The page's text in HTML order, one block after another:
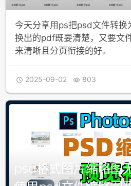
今天分享用ps把psd文件转
换出的pdf既要清楚，又要文
来清晰且分页衔接的好。
 2025-09-02  803
psd格式图片缩略图